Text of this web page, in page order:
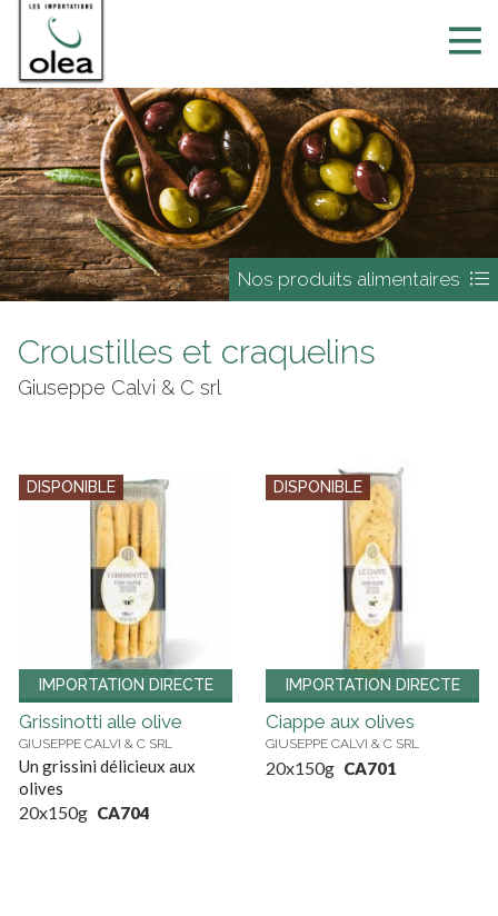
Nos produits alimentaires
Croustilles et craquelins
Giuseppe Calvi & C srl
IMPORTATION DIRECTE
DISPONIBLE
Grissinotti alle olive
GIUSEPPE CALVI & C SRL
Un grissini délicieux aux
olives
20x150g CA704
IMPORTATION DIRECTE
DISPONIBLE
Ciappe aux olives
GIUSEPPE CALVI & C SRL
20x150g CA701